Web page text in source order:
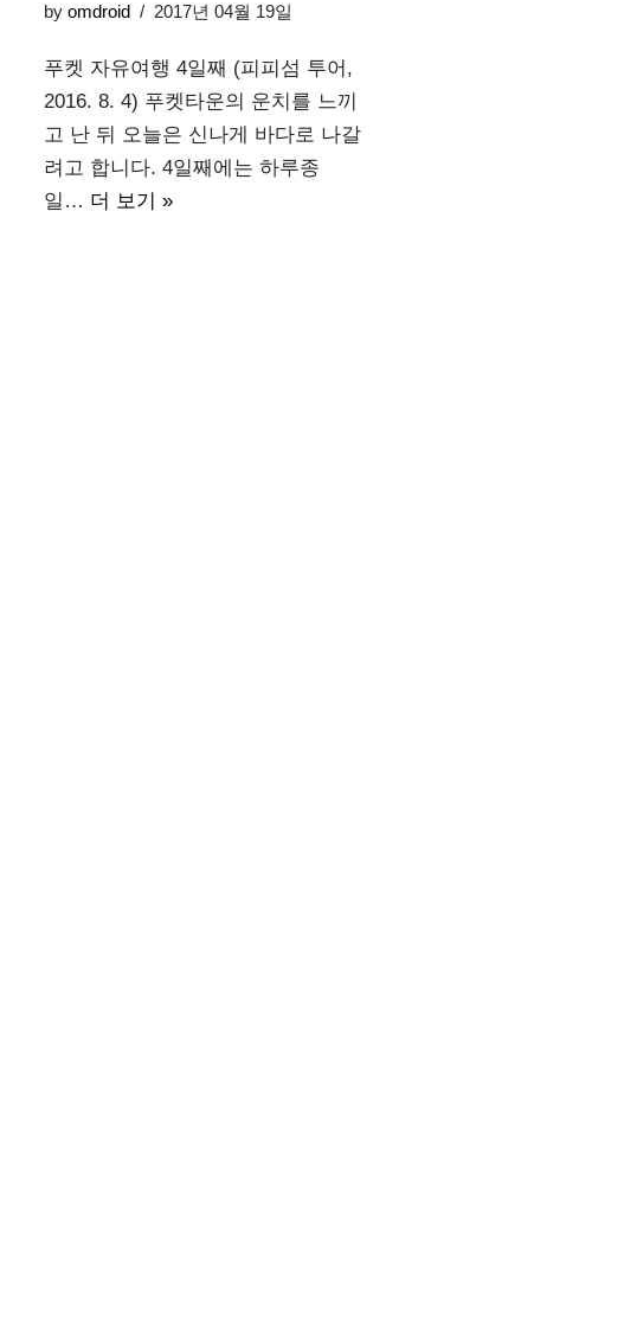
by omdroid 2017년 04월 19일
푸켓 자유여행 4일째 (피피섬 투어,
2016. 8. 4) 푸켓타운의 운치를 느끼
고 난 뒤 오늘은 신나게 바다로 나갈
려고 합니다. 4일째에는 하루종
일… 더 보기 »